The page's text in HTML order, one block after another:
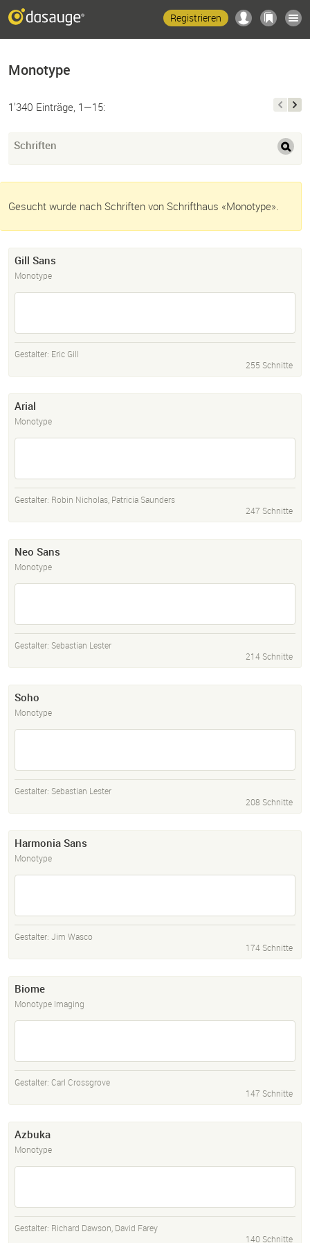
Registrieren
Monotype
1’340 Einträge, 1—15:
Schriften
Gesucht wurde nach Schriften von Schrifthaus «Monotype».
Gill Sans
Monotype
Gestalter: Eric Gill
255 Schnitte
Arial
Monotype
Gestalter: Robin Nicholas, Patricia Saunders
247 Schnitte
Neo Sans
Monotype
Gestalter: Sebastian Lester
214 Schnitte
Soho
Monotype
Gestalter: Sebastian Lester
208 Schnitte
Harmonia Sans
Monotype
Gestalter: Jim Wasco
174 Schnitte
Biome
Monotype Imaging
Gestalter: Carl Crossgrove
147 Schnitte
Azbuka
Monotype
Gestalter: Richard Dawson, David Farey
140 Schnitte